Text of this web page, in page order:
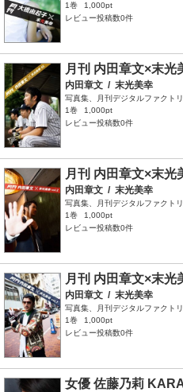
1巻
1,000pt
レビュー投稿数0件
月刊 内田章文×末光
内田章文 / 末光美幸
写真集、月刊デジタルファクト
1巻
1,000pt
レビュー投稿数0件
月刊 内田章文×末光
内田章文 / 末光美幸
写真集、月刊デジタルファクト
1巻
1,000pt
レビュー投稿数0件
月刊 内田章文×末光
内田章文 / 末光美幸
写真集、月刊デジタルファクト
1巻
1,000pt
レビュー投稿数0件
女優 佐藤乃莉